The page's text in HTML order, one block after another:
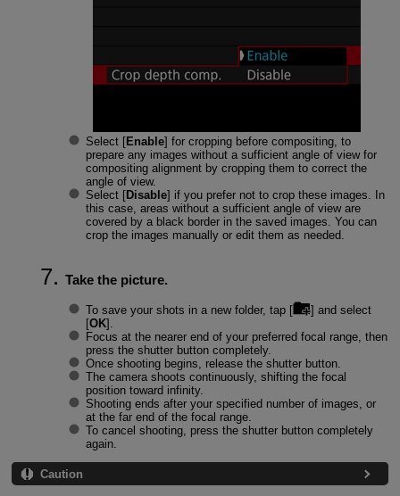
Select [Enable] for cropping before compositing, to
prepare any images without a sufficient angle of view for
compositing alignment by cropping them to correct the
angle of view.
Select [Disable] if you prefer not to crop these images. In
this case, areas without a sufficient angle of view are
covered by a black border in the saved images. You can
crop the images manually or edit them as needed.
Take the picture.
To save your shots in a new folder, tap [
] and select
[OK].
Focus at the nearer end of your preferred focal range, then
press the shutter button completely.
Once shooting begins, release the shutter button.
The camera shoots continuously, shifting the focal
position toward infinity.
Shooting ends after your specified number of images, or
at the far end of the focal range.
To cancel shooting, press the shutter button completely
again.
Caution